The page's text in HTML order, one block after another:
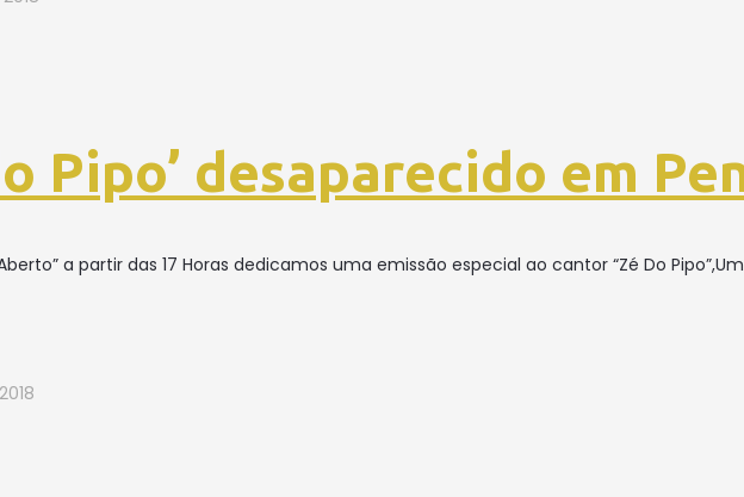
Pipo’ desaparecido em
a partir das 17 Horas dedicamos uma emissão especial ao cantor “Zé Do